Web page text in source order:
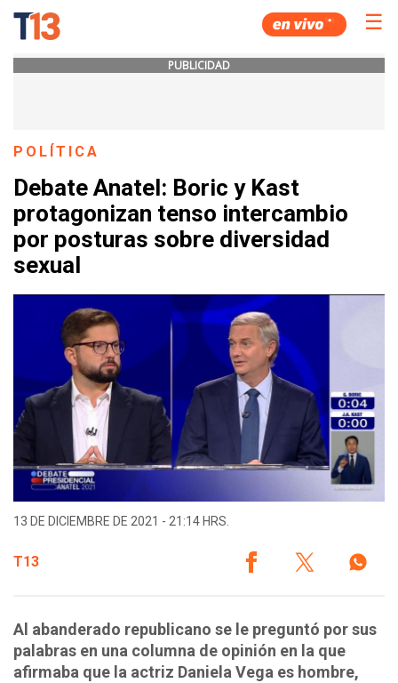
☰
PUBLICIDAD
POLÍTICA
Debate Anatel: Boric y Kast
protagonizan tenso intercambio
por posturas sobre diversidad
sexual
13 DE DICIEMBRE DE 2021 - 21:14 HRS.
T13
Al abanderado republicano se le preguntó por sus
palabras en una columna de opinión en la que
afirmaba que la actriz Daniela Vega es hombre,